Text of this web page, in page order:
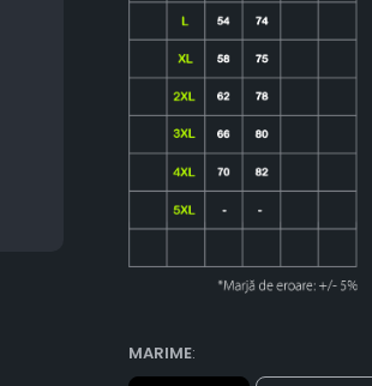
MARIME: